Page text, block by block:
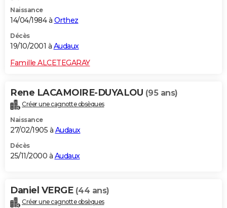
Naissance
14/04/1984 à Orthez
Décès
19/10/2001 à Audaux
Famille ALCETEGARAY
Rene LACAMOIRE-DUYALOU (95 ans)
Créer une cagnotte obsèques
Naissance
27/02/1905 à Audaux
Décès
25/11/2000 à Audaux
Daniel VERGE (44 ans)
Créer une cagnotte obsèques